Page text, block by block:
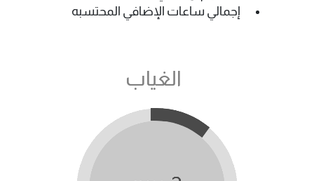
إجمالي ساعات الإضافي المحتسبه
الغياب